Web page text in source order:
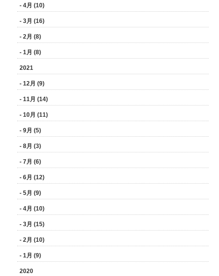
- 4月 (10)
- 3月 (16)
- 2月 (8)
- 1月 (8)
2021
- 12月 (9)
- 11月 (14)
- 10月 (11)
- 9月 (5)
- 8月 (3)
- 7月 (6)
- 6月 (12)
- 5月 (9)
- 4月 (10)
- 3月 (15)
- 2月 (10)
- 1月 (9)
2020